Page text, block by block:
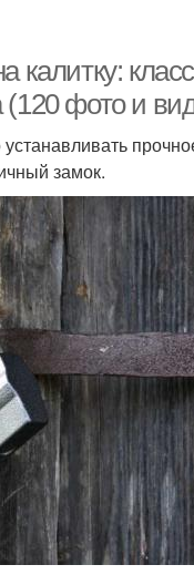
калитку:
(120 фото и
замок.